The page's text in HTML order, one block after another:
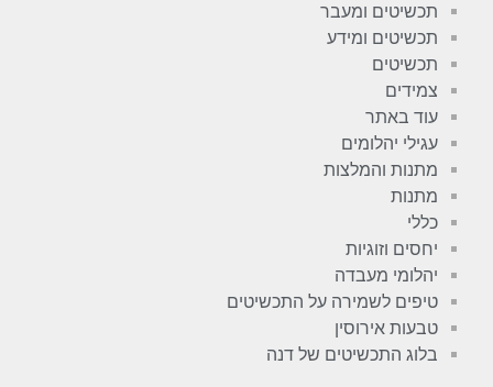
תכשיטים ומעבר
תכשיטים ומידע
תכשיטים
צמידים
עוד באתר
עגילי יהלומים
מתנות והמלצות
מתנות
כללי
יחסים וזוגיות
יהלומי מעבדה
טיפים לשמירה על התכשיטים
טבעות אירוסין
בלוג התכשיטים של דנה